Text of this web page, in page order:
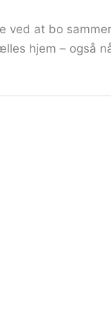
at bo
hjem – også